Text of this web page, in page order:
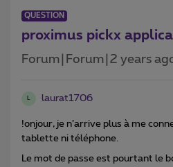
QUESTION
proximus pickx
Forum|Forum|2 years
L laurat1706
!onjour, je n’arrive plus à me
tablette ni téléphone.
Le mot de passe est pourtant le